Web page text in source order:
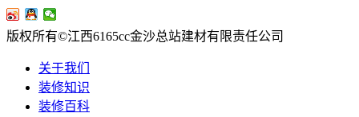
版权所有©江西6165cc金沙总站建材有限责任公司
关于我们
装修知识
装修百科